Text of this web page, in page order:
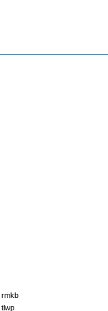
rmkb
tlwp